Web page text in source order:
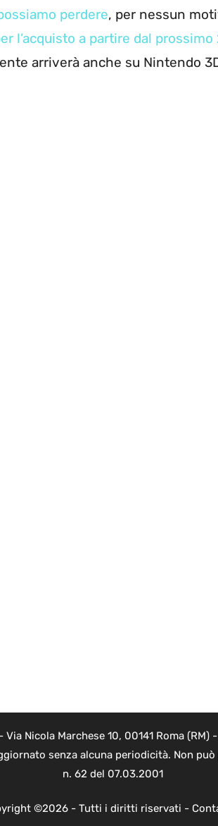
perdere, per nessun
l’acquisto a partire dal prossimo
arriverà anche su Nintendo
Nicola Marchese 10, 00141 Roma (RM)
senza alcuna periodicità. Non
n. 62 del 07.03.2001
©2026 - Tutti i diritti riservati -